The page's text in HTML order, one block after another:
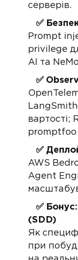
серверів.
✅
Prompt
privilege
AI та
✅
вартості;
promptfoo
✅
AWS
Agent
✅
(SDD)
Як
при